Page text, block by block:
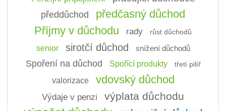
předdůchod předčasný důchod
Příjmy v důchodu rady růst důchodů
senior sirotčí důchod snížení důchodů
Spoření na důchod Spořící produkty třetí pilíř
valorizace vdovský důchod
Výdaje v penzi výplata důchodu